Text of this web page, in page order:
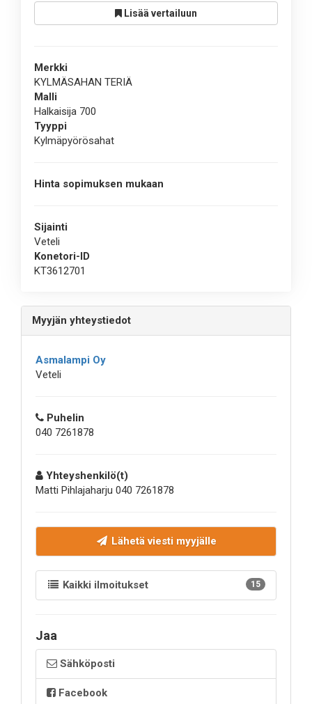
Lisää vertailuun
Merkki
KYLMÄSAHAN TERIÄ
Malli
Halkaisija 700
Tyyppi
Kylmäpyörösahat
Hinta sopimuksen mukaan
Sijainti
Veteli
Konetori-ID
KT3612701
Myyjän yhteystiedot
Asmalampi Oy
Veteli
Puhelin
040 7261878
Yhteyshenkilö(t)
Matti Pihlajaharju 040 7261878
Lähetä viesti myyjälle
Kaikki ilmoitukset 15
Jaa
Sähköposti
Facebook